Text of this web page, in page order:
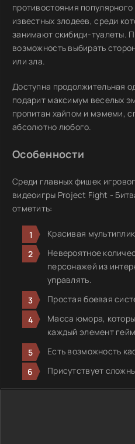
противостояния
известных злодеев, среди
занимают скибиди-туалеты.
возможность выбирать
или зла.
Доступна продолжительная
подарит максимум веселых
пропитан хайпом и мэмеми,
абсолютно любого.
Особенности
Среди главных фишек
видеоигры Project Fight -
отметить:
Красивая
Невероятное
персонажей из
управлять.
Простая боевая
Масса юмора,
каждый элемент
Есть возможность
Присутствует